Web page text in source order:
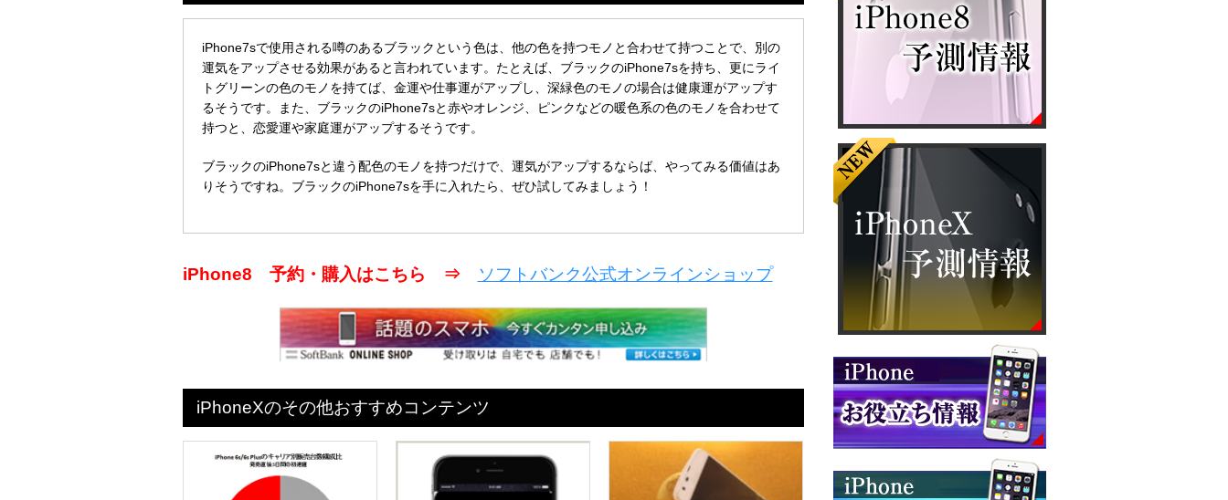
iPhone7sで使用される噂のあるブラックという色は、他の色を持つモノと合わせて持つことで、別の
運気をアップさせる効果があると言われています。たとえば、ブラックのiPhone7sを持ち、更にライ
トグリーンの色のモノを持てば、金運や仕事運がアップし、深緑色のモノの場合は健康運がアップす
るそうです。また、ブラックのiPhone7sと赤やオレンジ、ピンクなどの暖色系の色のモノを合わせて
持つと、恋愛運や家庭運がアップするそうです。
ブラックのiPhone7sと違う配色のモノを持つだけで、運気がアップするならば、やってみる価値はあ
りそうですね。ブラックのiPhone7sを手に入れたら、ぜひ試してみましょう！
iPhone8 予約・購入はこちら ⇒ ソフトバンク公式オンラインショップ
iPhoneXのその他おすすめコンテンツ